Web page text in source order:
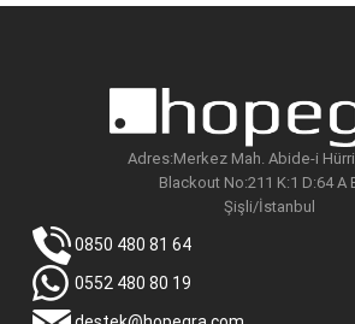
Adres:Merkez Mah. Abide-i
Blackout No:211 K:1 D:64 A
Şişli/İstanbul
0850 480 81 64
0552 480 80 19